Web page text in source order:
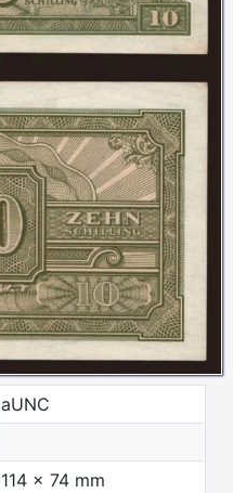
aUNC
114 x 74 mm